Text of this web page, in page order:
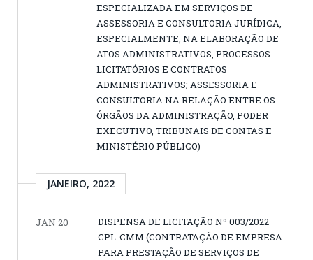
ESPECIALIZADA EM SERVIÇOS DE
ASSESSORIA E CONSULTORIA JURÍDICA,
ESPECIALMENTE, NA ELABORAÇÃO DE
ATOS ADMINISTRATIVOS, PROCESSOS
LICITATÓRIOS E CONTRATOS
ADMINISTRATIVOS; ASSESSORIA E
CONSULTORIA NA RELAÇÃO ENTRE OS
ÓRGÃOS DA ADMINISTRAÇÃO, PODER
EXECUTIVO, TRIBUNAIS DE CONTAS E
MINISTÉRIO PÚBLICO)
JANEIRO, 2022
JAN 20
DISPENSA DE LICITAÇÃO Nº 003/2022–
CPL-CMM (CONTRATAÇÃO DE EMPRESA
PARA PRESTAÇÃO DE SERVIÇOS DE